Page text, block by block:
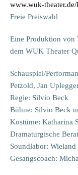
www.wuk-theater.de/
Freie Preiswahl
Eine Produktion von
dem WUK Theater
Schauspiel/
Petzold, Jan
Regie: Silvio Beck
Bühne: Silvio Beck
Kostüme: Katharina
Dramaturgische
Soundlabor: Wieland
Gesangscoach: